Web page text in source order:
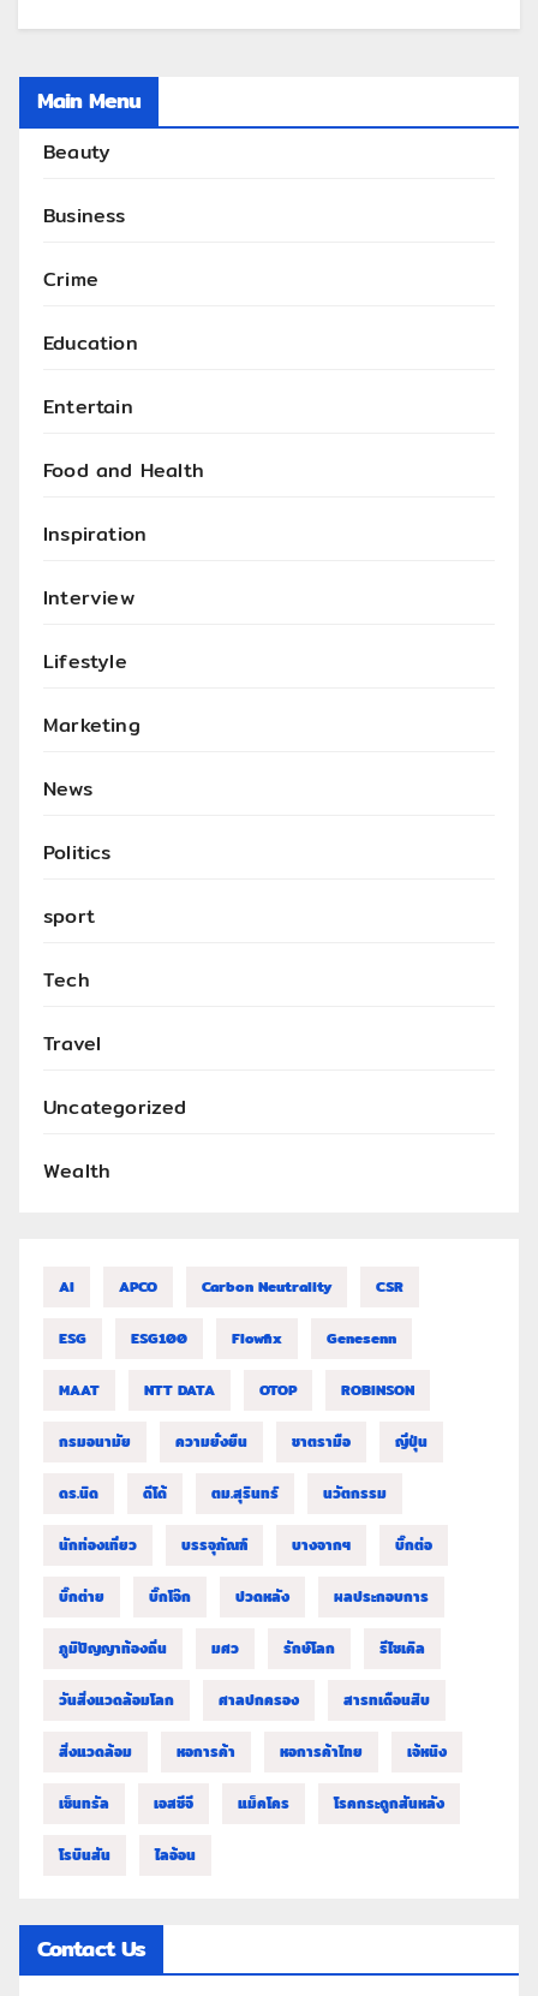
Main Menu
Beauty
Business
Crime
Education
Entertain
Food and Health
Inspiration
Interview
Lifestyle
Marketing
News
Politics
sport
Tech
Travel
Uncategorized
Wealth
AI APCO Carbon Neutrality CSR
ESG ESG100 Flowfix Genesenn
MAAT NTT DATA OTOP ROBINSON
กรมอนามัย ความยั่งยืน ชาตรามือ ญี่ปุ่น
ดร.นิด ดีโด้ ตม.สุรินทร์ นวัตกรรม
นักท่องเที่ยว บรรจุภัณฑ์ บางจากฯ บิ๊กต่อ
บิ๊กต่าย บิ๊กโจ๊ก ปวดหลัง ผลประกอบการ
ภูมิปัญญาท้องถิ่น มศว รักษ์โลก รีไซเคิล
วันสิ่งแวดล้อมโลก ศาลปกครอง สารทเดือนสิบ
สิ่งแวดล้อม หอการค้า หอการค้าไทย เจ้หนิง
เซ็นทรัล เอสซีจี แม็คโคร โรคกระดูกสันหลัง
โรบินสัน ไลอ้อน
Contact Us